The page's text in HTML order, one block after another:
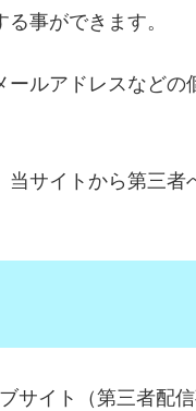
事ができます。
ルアドレスなどの
サイトから第三者
サイト（第三者配